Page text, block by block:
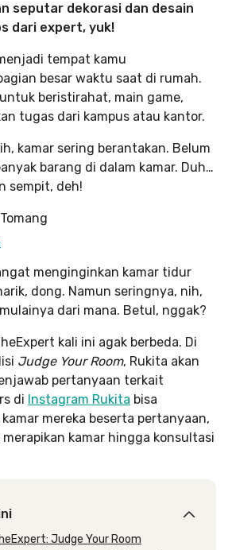
seputar dekorasi dan desain
dari expert, yuk!
tempat kamu
besar waktu saat di rumah.
beristirahat, main game,
tugas dari kampus atau kantor.
kamar sering berantakan. Belum
barang di dalam kamar. Duh…
sempit, deh!
menginginkan kamar tidur
dong. Namun seringnya, nih,
dari mana. Betul, nggak?
kali ini agak berbeda. Di
Judge Your Room, Rukita akan
pertanyaan terkait
di Instagram Rukita bisa
mereka beserta pertanyaan,
kamar hingga konsultasi
Judge Your Room